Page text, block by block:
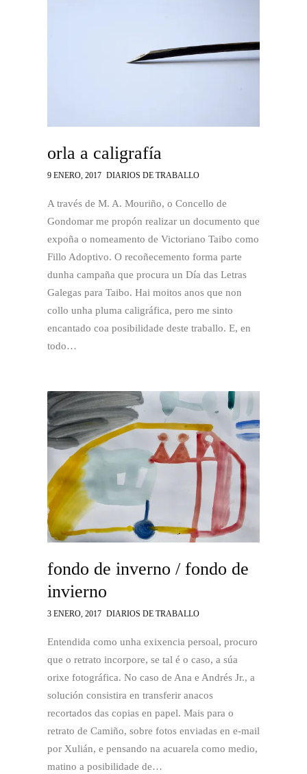
orla a caligrafía
9 ENERO, 2017 DIARIOS DE TRABALLO
A través de M. A. Mouriño, o Concello de
Gondomar me propón realizar un documento que
expoña o nomeamento de Victoriano Taibo como
Fillo Adoptivo. O recoñecemento forma parte
dunha campaña que procura un Día das Letras
Galegas para Taibo. Hai moitos anos que non
collo unha pluma caligráfica, pero me sinto
encantado coa posibilidade deste traballo. E, en
todo…
fondo de inverno / fondo de
invierno
3 ENERO, 2017 DIARIOS DE TRABALLO
Entendida como unha exixencia persoal, procuro
que o retrato incorpore, se tal é o caso, a súa
orixe fotográfica. No caso de Ana e Andrés Jr., a
solución consistira en transferir anacos
recortados das copias en papel. Mais para o
retrato de Camiño, sobre fotos enviadas en e-mail
por Xulián, e pensando na acuarela como medio,
matino a posibilidade de…